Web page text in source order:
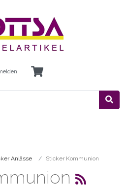
Anlässe Sticker Kommunion